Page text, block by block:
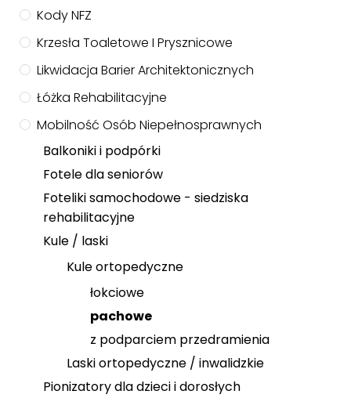
Kody NFZ
Krzesła Toaletowe I Prysznicowe
Likwidacja Barier Architektonicznych
Łóżka Rehabilitacyjne
Mobilność Osób Niepełnosprawnych
Balkoniki i podpórki
Fotele dla seniorów
Foteliki samochodowe - siedziska
rehabilitacyjne
Kule / laski
Kule ortopedyczne
łokciowe
pachowe
z podparciem przedramienia
Laski ortopedyczne / inwalidzkie
Pionizatory dla dzieci i dorosłych